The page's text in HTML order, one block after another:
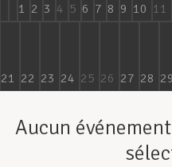
1 2 3 4 5 6 7 8 9 10 11
21 22 23 24 25 26 27 28 29
Aucun